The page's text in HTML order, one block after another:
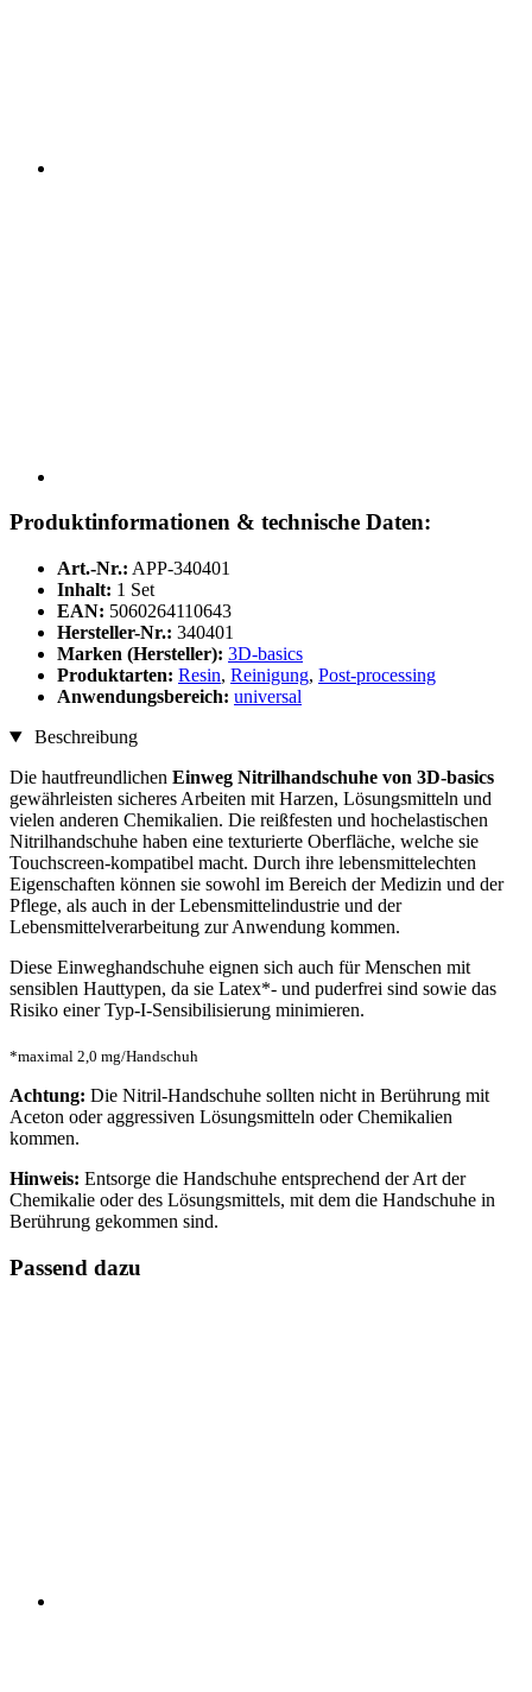
Produktinformationen & technische Daten:
Art.-Nr.: APP-340401
Inhalt: 1 Set
EAN: 5060264110643
Hersteller-Nr.: 340401
Marken (Hersteller): 3D-basics
Produktarten: Resin, Reinigung, Post-processing
Anwendungsbereich: universal
Beschreibung
Die hautfreundlichen Einweg Nitrilhandschuhe von 3D-basics
gewährleisten sicheres Arbeiten mit Harzen, Lösungsmitteln und
vielen anderen Chemikalien. Die reißfesten und hochelastischen
Nitrilhandschuhe haben eine texturierte Oberfläche, welche sie
Touchscreen-kompatibel macht. Durch ihre lebensmittelechten
Eigenschaften können sie sowohl im Bereich der Medizin und der
Pflege, als auch in der Lebensmittelindustrie und der
Lebensmittelverarbeitung zur Anwendung kommen.
Diese Einweghandschuhe eignen sich auch für Menschen mit
sensiblen Hauttypen, da sie Latex*- und puderfrei sind sowie das
Risiko einer Typ-I-Sensibilisierung minimieren.
*maximal 2,0 mg/Handschuh
Achtung: Die Nitril-Handschuhe sollten nicht in Berührung mit
Aceton oder aggressiven Lösungsmitteln oder Chemikalien
kommen.
Hinweis: Entsorge die Handschuhe entsprechend der Art der
Chemikalie oder des Lösungsmittels, mit dem die Handschuhe in
Berührung gekommen sind.
Passend dazu